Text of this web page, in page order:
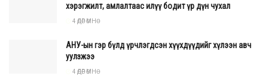
хэрэгжилт, амлалтаас илүү бодит үр дүн чухал
4 ӨДӨР ӨМНӨ
АНУ-ын гэр бүлд үрчлэгдсэн хүүхдүүдийг хүлээн авч
уулзжээ
4 ӨДӨР ӨМНӨ